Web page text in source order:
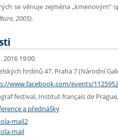
se věnuje zejména
2005).
2016 19:00
hrdinů 47, Praha 7 (Národní
www.facebook.com/events/
festival, Institut français de
a přednášky
mail2
mail